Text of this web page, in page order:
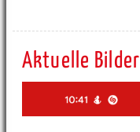
Aktuelle Bilder